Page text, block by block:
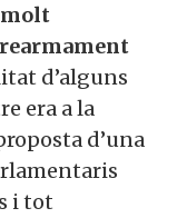
d’alguns
era a la
d’una
i tot